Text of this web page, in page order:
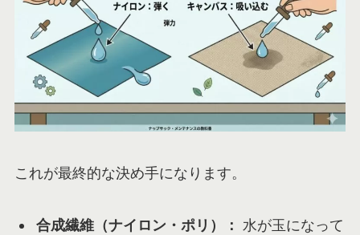
これが最終的な決め手になります。
合成繊維（ナイロン・ポリ）： 水が玉になって